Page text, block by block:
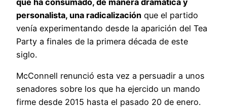
personalista, una radicalización que el partido
venía experimentando desde la aparición del Tea
Party a finales de la primera década de este
siglo.
McConnell renunció esta vez a persuadir a unos
senadores sobre los que ha ejercido un mando
firme desde 2015 hasta el pasado 20 de enero.